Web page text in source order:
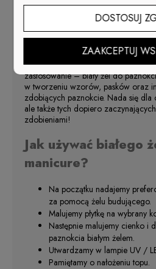
Kiedy sprawdzi się
paznokci?
Żel w tym kolorze idealnie nadaje
podstawowego french manicure.
zastosowanie – biały żel do
w tworzeniu wzorów, pasków oraz
zdobiących paznokcie. Nada się
ale także tych dopiero
zdobieniami!
Jak używać białego
manicure?
Na początku nadajemy
za pomocą żelu budującego.
Malujemy płytkę na wybrany
Następnie malujemy cienko i
paznokcia białym żelem.
Utwardzamy w lampie UV /
Pamiętamy o nałożeniu topu.
DOSTOSUJ
ZAAKCEPTUJ